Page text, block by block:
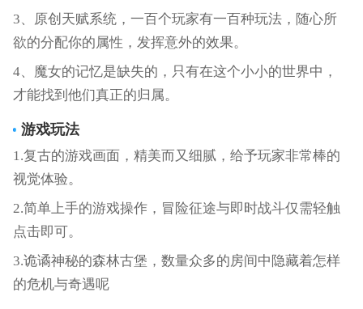
3、原创天赋系统，一百个玩家有一百种玩法，随心所
欲的分配你的属性，发挥意外的效果。
4、魔女的记忆是缺失的，只有在这个小小的世界中，
才能找到他们真正的归属。
游戏玩法
1.复古的游戏画面，精美而又细腻，给予玩家非常棒的
视觉体验。
2.简单上手的游戏操作，冒险征途与即时战斗仅需轻触
点击即可。
3.诡谲神秘的森林古堡，数量众多的房间中隐藏着怎样
的危机与奇遇呢